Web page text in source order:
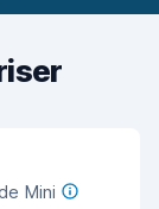
Mini